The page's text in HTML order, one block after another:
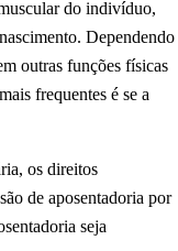
do indivíduo,
Dependendo
outras funções físicas
frequentes é se a
os direitos
de aposentadoria por
seja